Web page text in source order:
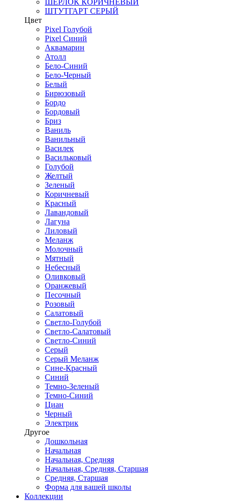
ШЕРЛОК КОРИЧНЕВЫЙ
ШТУТГАРТ СЕРЫЙ
Цвет
Pixel Голубой
Pixel Синий
Аквамарин
Атолл
Бело-Синий
Бело-Черный
Белый
Бирюзовый
Бордо
Бордовый
Бриз
Ваниль
Ванильный
Василек
Васильковый
Голубой
Желтый
Зеленый
Коричневый
Красный
Лавандовый
Лагуна
Лиловый
Меланж
Молочный
Мятный
Небесный
Оливковый
Оранжевый
Песочный
Розовый
Салатовый
Светло-Голубой
Светло-Салатовый
Светло-Синий
Серый
Серый Меланж
Сине-Красный
Синий
Темно-Зеленый
Темно-Синий
Циан
Черный
Электрик
Другое
Дошкольная
Начальная
Начальная, Средняя
Начальная, Средняя, Старшая
Средняя, Старшая
Форма для вашей школы
Коллекции